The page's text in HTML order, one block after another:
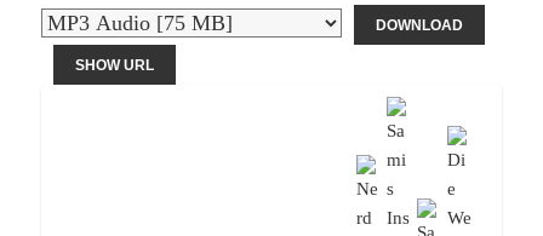
DOWNLOAD
SHOW URL